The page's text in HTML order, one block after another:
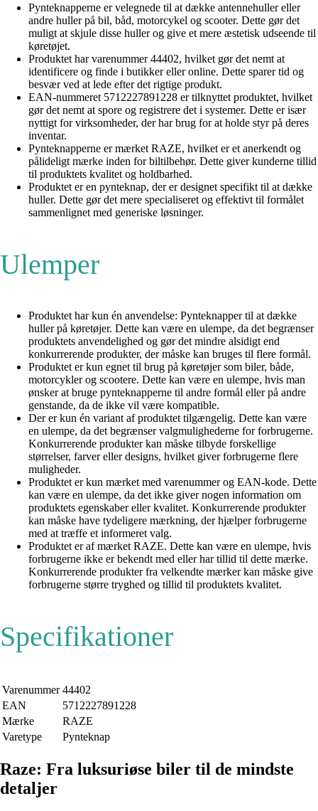
Pynteknapperne er velegnede til at dække antennehuller eller
andre huller på bil, båd, motorcykel og scooter. Dette gør det
muligt at skjule disse huller og give et mere æstetisk udseende til
køretøjet.
Produktet har varenummer 44402, hvilket gør det nemt at
identificere og finde i butikker eller online. Dette sparer tid og
besvær ved at lede efter det rigtige produkt.
EAN-nummeret 5712227891228 er tilknyttet produktet, hvilket
gør det nemt at spore og registrere det i systemer. Dette er især
nyttigt for virksomheder, der har brug for at holde styr på deres
inventar.
Pynteknapperne er mærket RAZE, hvilket er et anerkendt og
pålideligt mærke inden for biltilbehør. Dette giver kunderne tillid
til produktets kvalitet og holdbarhed.
Produktet er en pynteknap, der er designet specifikt til at dække
huller. Dette gør det mere specialiseret og effektivt til formålet
sammenlignet med generiske løsninger.
Ulemper
Produktet har kun én anvendelse: Pynteknapper til at dække
huller på køretøjer. Dette kan være en ulempe, da det begrænser
produktets anvendelighed og gør det mindre alsidigt end
konkurrerende produkter, der måske kan bruges til flere formål.
Produktet er kun egnet til brug på køretøjer som biler, både,
motorcykler og scootere. Dette kan være en ulempe, hvis man
ønsker at bruge pynteknapperne til andre formål eller på andre
genstande, da de ikke vil være kompatible.
Der er kun én variant af produktet tilgængelig. Dette kan være
en ulempe, da det begrænser valgmulighederne for forbrugerne.
Konkurrerende produkter kan måske tilbyde forskellige
størrelser, farver eller designs, hvilket giver forbrugerne flere
muligheder.
Produktet er kun mærket med varenummer og EAN-kode. Dette
kan være en ulempe, da det ikke giver nogen information om
produktets egenskaber eller kvalitet. Konkurrerende produkter
kan måske have tydeligere mærkning, der hjælper forbrugerne
med at træffe et informeret valg.
Produktet er af mærket RAZE. Dette kan være en ulempe, hvis
forbrugerne ikke er bekendt med eller har tillid til dette mærke.
Konkurrerende produkter fra velkendte mærker kan måske give
forbrugerne større tryghed og tillid til produktets kvalitet.
Specifikationer
Varenummer 44402
EAN
5712227891228
Mærke
RAZE
Varetype
Pynteknap
Raze: Fra luksuriøse biler til de mindste
detaljer